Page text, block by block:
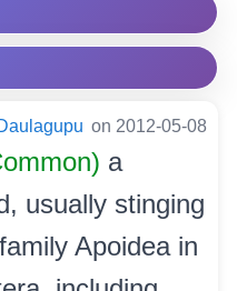
on 2012-05-08
a
usually stinging
Apoidea in